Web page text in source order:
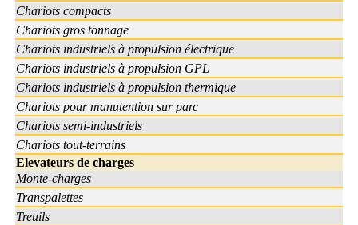
Chariots compacts
Chariots gros tonnage
Chariots industriels à propulsion électrique
Chariots industriels à propulsion GPL
Chariots industriels à propulsion thermique
Chariots pour manutention sur parc
Chariots semi-industriels
Chariots tout-terrains
Elevateurs de charges
Monte-charges
Transpalettes
Treuils